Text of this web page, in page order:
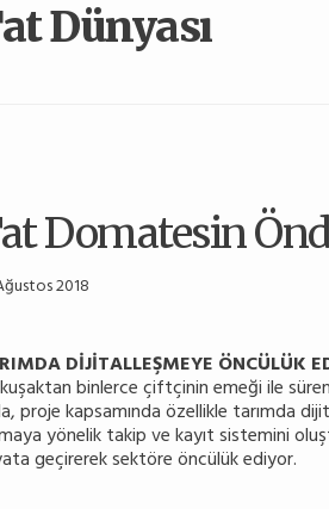
Dünyası
Domatesin
2018
DİJİTALLEŞMEYE ÖNCÜLÜK
binlerce çiftçinin emeği ile
proje kapsamında özellikle tarımda
yönelik takip ve kayıt sistemini
geçirerek sektöre öncülük ediyor.